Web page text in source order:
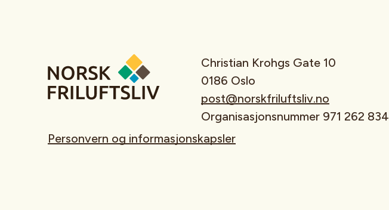
Christian Krohgs Gate 10
0186 Oslo
post@norskfriluftsliv.no
Organisasjonsnummer 971 262 834
Personvern og informasjonskapsler